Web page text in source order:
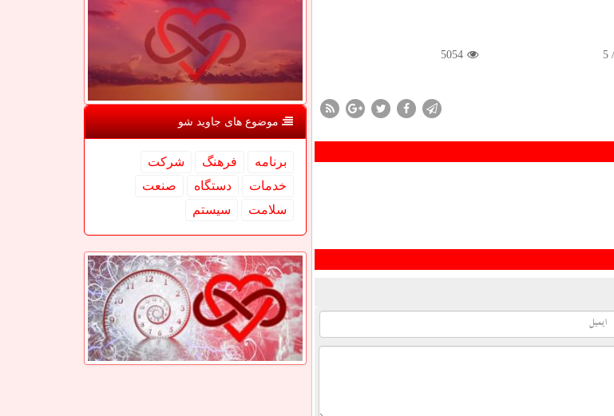
/ 5
5054
موضوع های جاوید شو
برنامه فرهنگ
شركت
خدمات
دستگاه
صنعت
سلامت
سیستم